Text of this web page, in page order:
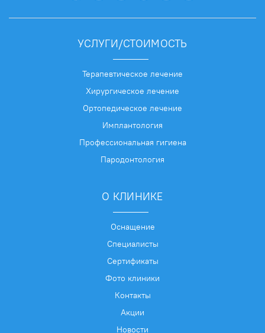
УСЛУГИ/СТОИМОСТЬ
Терапевтическое лечение
Хирургическое лечение
Ортопедическое лечение
Имплантология
Профессиональная гигиена
Пародонтология
О КЛИНИКЕ
Оснащение
Специалисты
Сертификаты
Фото клиники
Контакты
Акции
Новости